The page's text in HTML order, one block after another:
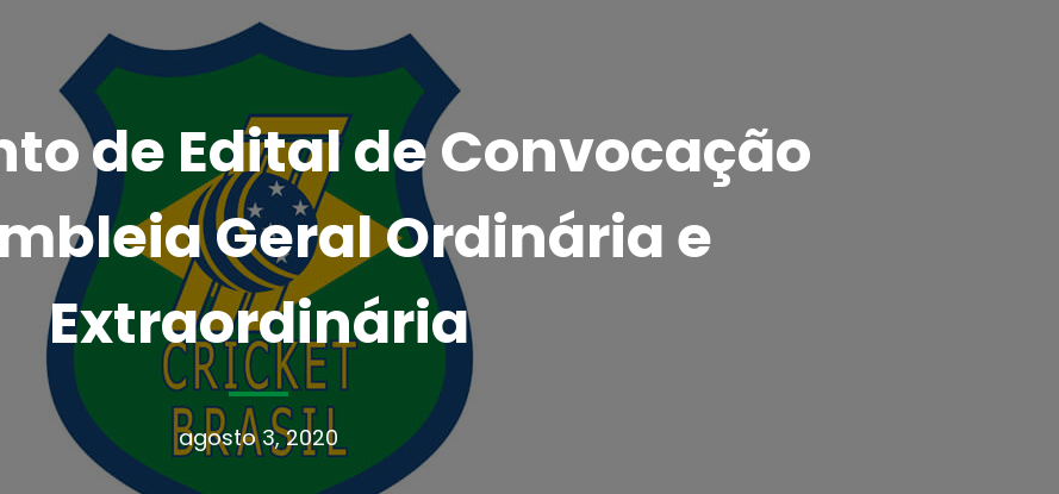
de Edital de Convocação
Geral Ordinária e
Extraordinária
agosto 3, 2020